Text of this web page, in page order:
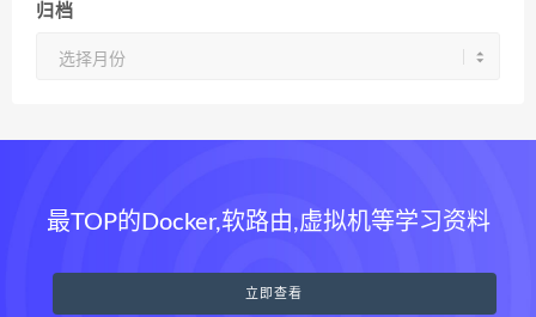
归档
最TOP的Docker,软路由,虚拟机等学习资料
立即查看